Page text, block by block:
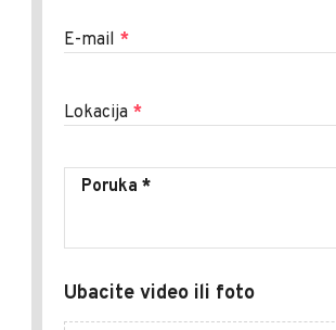
E-mail *
Lokacija *
Ubacite video ili foto